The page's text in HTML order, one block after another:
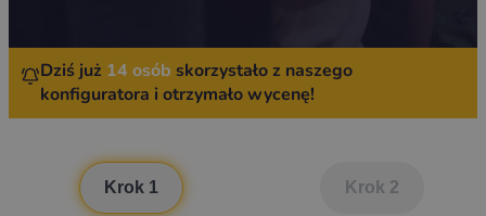
Dziś już 14 osób skorzystało z naszego
konfiguratora i otrzymało wycenę!
Krok 1 Krok 2